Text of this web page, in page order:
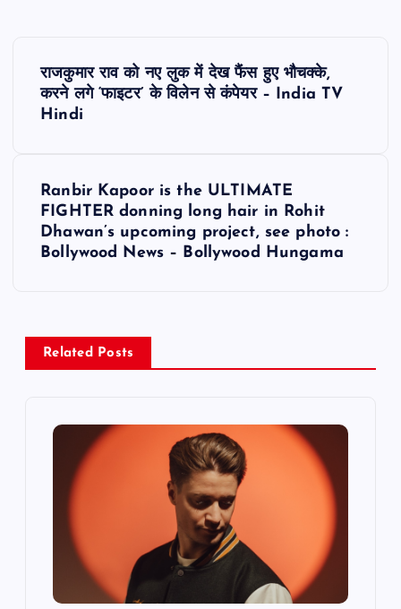
राजकुमार राव को नए लुक में देख फैंस हुए भौचक्के,
करने लगे ‘फाइटर’ के विलेन से कंपेयर – India TV
Hindi
Ranbir Kapoor is the ULTIMATE
FIGHTER donning long hair in Rohit
Dhawan’s upcoming project, see photo :
Bollywood News – Bollywood Hungama
Related Posts